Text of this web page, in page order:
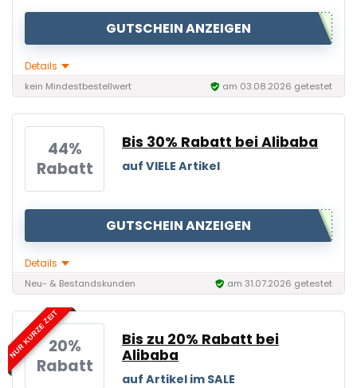
GUTSCHEIN ANZEIGEN
Details
kein Mindestbestellwert am 03.08.2026 getestet
44%
Rabatt
Bis 30% Rabatt bei Alibaba
auf VIELE Artikel
GUTSCHEIN ANZEIGEN
Details
Neu- & Bestandskunden am 31.07.2026 getestet
NUR KURZE ZEIT20%
Rabatt
Bis zu 20% Rabatt bei
Alibaba
auf Artikel im SALE